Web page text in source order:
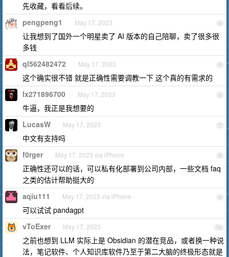
先收藏，看看后续。
4
pengpeng1 May 17, 2023
让我想到了国外一个明星卖了 AI 版本的自己陪聊，卖了很多很
多钱
5
ql562482472 May 17, 2023
这个确实很不错 就是正确性需要调教一下 这个真的有需求的
6
lx271896700 May 17, 2023
牛逼，我正是我想要的
7
LucasW May 17, 2023
中文有支持吗
8
f0rger May 17, 2023 via iPhone
正确性还可以的话，可以私有化部署到公司内部，一些文档 faq
之类的估计帮助挺大的
9
aqiu111 May 17, 2023 via iPhone
可以试试 pandagpt
10
vToExer May 17, 2023
之前也想到 LLM 实际上是 Obsidian 的潜在竞品，或者换一种说
法，笔记软件、个人知识库软件乃至于第二大脑的终极形态就是